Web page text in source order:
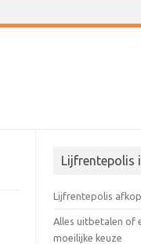
Lijfrentepolis
Lijfrentepolis
Alles uitbetalen of
moeilijke keuze